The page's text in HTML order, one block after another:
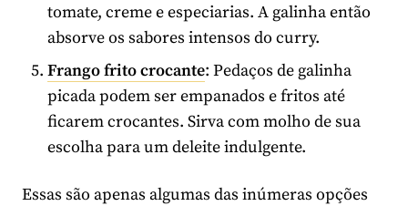
tomate, creme e especiarias. A galinha então
absorve os sabores intensos do curry.
Frango frito crocante: Pedaços de galinha
picada podem ser empanados e fritos até
ficarem crocantes. Sirva com molho de sua
escolha para um deleite indulgente.
Essas são apenas algumas das inúmeras opções